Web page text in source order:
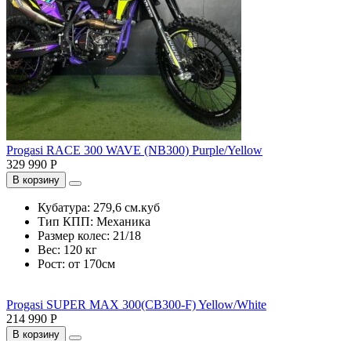
Progasi RACE 300 WAVE (NB300) Purple/Yellow
329 990 Р
В корзину
Кубатура: 279,6 см.куб
Тип КПП: Механика
Размер колес: 21/18
Вес: 120 кг
Рост: от 170см
Progasi SUPER MAX 300(CB300-F) Yellow/White
214 990 Р
В корзину